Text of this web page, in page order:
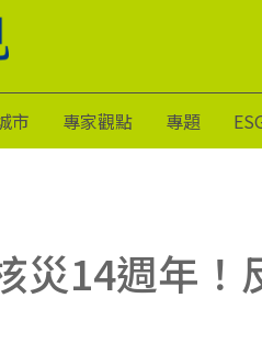
市 專家觀點 專題
災14週年